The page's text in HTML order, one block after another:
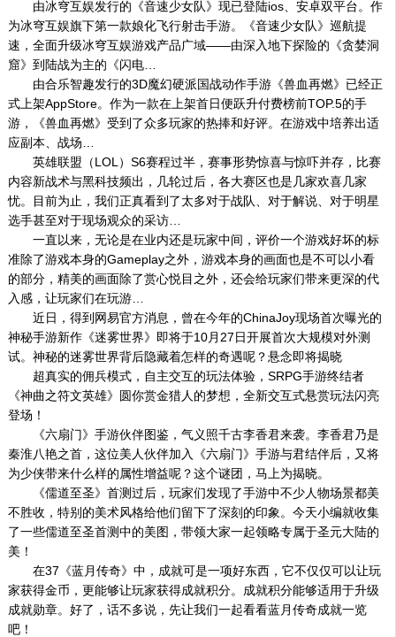
由冰穹互娱发行的《音速少女队》现已登陆ios、安卓双平台。作
为冰穹互娱旗下第一款娘化飞行射击手游。《音速少女队》巡航提
速，全面升级冰穹互娱游戏产品广域——由深入地下探险的《贪婪洞
窟》到陆战为主的《闪电…
由合乐智趣发行的3D魔幻硬派国战动作手游《兽血再燃》已经正
式上架AppStore。作为一款在上架首日便跃升付费榜前TOP.5的手
游，《兽血再燃》受到了众多玩家的热捧和好评。在游戏中培养出适
应副本、战场…
英雄联盟（LOL）S6赛程过半，赛事形势惊喜与惊吓并存，比赛
内容新战术与黑科技频出，几轮过后，各大赛区也是几家欢喜几家
忧。目前为止，我们正真看到了太多对于战队、对于解说、对于明星
选手甚至对于现场观众的采访…
一直以来，无论是在业内还是玩家中间，评价一个游戏好坏的标
准除了游戏本身的Gameplay之外，游戏本身的画面也是不可以小看
的部分，精美的画面除了赏心悦目之外，还会给玩家们带来更深的代
入感，让玩家们在玩游…
近日，得到网易官方消息，曾在今年的ChinaJoy现场首次曝光的
神秘手游新作《迷雾世界》即将于10月27日开展首次大规模对外测
试。神秘的迷雾世界背后隐藏着怎样的奇遇呢？悬念即将揭晓
超真实的佣兵模式，自主交互的玩法体验，SRPG手游终结者
《神曲之符文英雄》圆你赏金猎人的梦想，全新交互式悬赏玩法闪亮
登场！
《六扇门》手游伙伴图鉴，气义照千古李香君来袭。李香君乃是
秦淮八艳之首，这位美人伙伴加入《六扇门》手游与君结伴后，又将
为少侠带来什么样的属性增益呢？这个谜团，马上为揭晓。
《儒道至圣》首测过后，玩家们发现了手游中不少人物场景都美
不胜收，特别的美术风格给他们留下了深刻的印象。今天小编就收集
了一些儒道至圣首测中的美图，带领大家一起领略专属于圣元大陆的
美！
在37《蓝月传奇》中，成就可是一项好东西，它不仅仅可以让玩
家获得金币，更能够让玩家获得成就积分。成就积分能够适用于升级
成就勋章。好了，话不多说，先让我们一起看看蓝月传奇成就一览
吧！